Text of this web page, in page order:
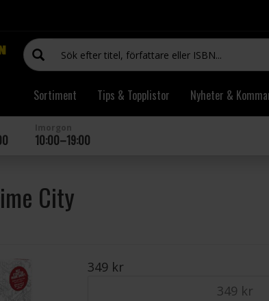
Sortiment Tips & Topplistor Nyheter &
10:00–19:00
City
349 kr
349 kr